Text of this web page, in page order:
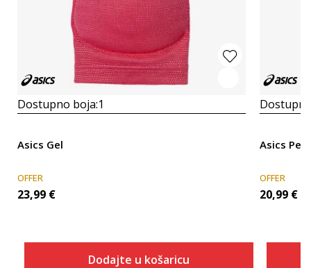
Dostupno boja:1
Asics Gel
OFFER
23,99 €
Dodajte u košaricu
Asics
OFFER
20,99 €